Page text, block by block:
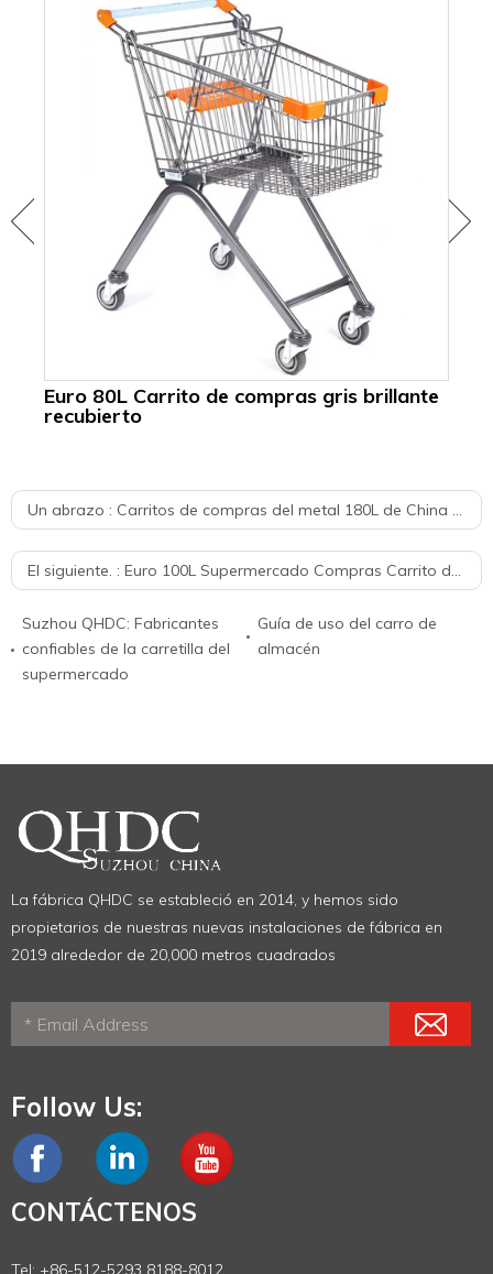
Euro 80L Carrito de compras gris brillante
recubierto
Un abrazo : Carritos de compras del metal 180L de China para el supermercado de la fábrica
El siguiente. : Euro 100L Supermercado Compras Carrito de la compra con asiento infantil Precio
Suzhou QHDC: Fabricantes
confiables de la carretilla del
supermercado
Guía de uso del carro de
almacén
La fábrica QHDC se estableció en 2014, y hemos sido
propietarios de nuestras nuevas instalaciones de fábrica en
2019 alrededor de 20,000 metros cuadrados
Follow Us:
CONTÁCTENOS
Tel: +86-512-5293 8188-8012